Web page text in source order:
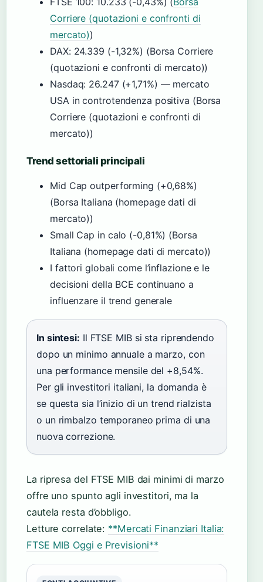
Corriere (quotazioni e confronti di
mercato))
DAX: 24.339 (-1,32%) (Borsa Corriere
(quotazioni e confronti di mercato))
Nasdaq: 26.247 (+1,71%) — mercato
USA in controtendenza positiva (Borsa
Corriere (quotazioni e confronti di
mercato))
Trend settoriali principali
Mid Cap outperforming (+0,68%)
(Borsa Italiana (homepage dati di
mercato))
Small Cap in calo (-0,81%) (Borsa
Italiana (homepage dati di mercato))
I fattori globali come l’inflazione e le
decisioni della BCE continuano a
influenzare il trend generale
In sintesi: Il FTSE MIB si sta riprendendo
dopo un minimo annuale a marzo, con
una performance mensile del +8,54%.
Per gli investitori italiani, la domanda è
se questa sia l’inizio di un trend rialzista
o un rimbalzo temporaneo prima di una
nuova correzione.
La ripresa del FTSE MIB dai minimi di marzo
offre uno spunto agli investitori, ma la
cautela resta d’obbligo.
Letture correlate: **Mercati Finanziari Italia:
FTSE MIB Oggi e Previsioni**